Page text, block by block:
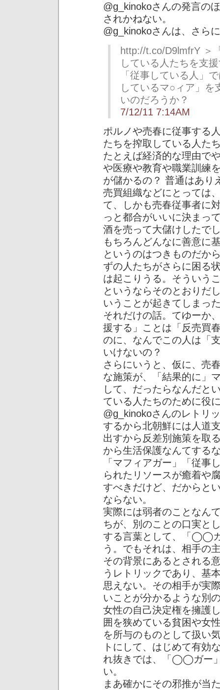
@g_kinokoさんの発言の
されかねない。
@g_kinokoさんは、さら
http://t.co/D9lmfrY ＞
している人たちを支
「従事している人」
しているマ○ィア」を
いのだろうか？
7/12/11 7:14AM
ポルノや売春に従事する
たちを搾取している人た
たとえば経済的な理由で
や医療や教育や職業訓練
が儲かるの？ 普通はあり
売買組織などにとっては
て、しかも売春従事者に
っと都合がいいに決まっ
酒を売って大儲けしたで
もちろんどんなに善意に
というのはつきものだか
ずの人たちがさらに困る
は起こりうる。そういう
というならそのとおりだ
いうことが起きてしまっ
それだけの話。てゆーか
援する」ことは「反売買
のに、なんでこの人は「
いけないの？
さらにいうと、仮に、売
な施策が、「結果的に」
して、だったらなんだと
ている人たちのために役
@g_kinokoさんのレトリ
するから北朝鮮には人道
出すから反差別施策を取
から生活保護なんてする
「マフィアガー」「従事
られたリソースが癒着や
すべきだけど、だからと
ならない。
実際には弱者のことなん
ちが、別のことの口実と
する言葉として、「◯◯
う。でもそれは、相手の
その背景にあるとされる
うレトリックであり、基
思えない。その相手が実
いことが分かるような別
女性の自己決定権を擁護
囲を狭めている貧困や女
を所与のものとして扱い
トにして、はじめて有効
れ抜きでは、「◯◯ガー
い。
まあ確かにその邪推が当